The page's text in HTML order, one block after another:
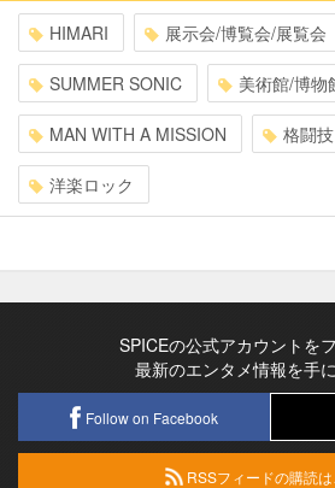
HIMARI 展示会/博覧会/展覧会
SUMMER SONIC 美術館/博物
MAN WITH A MISSION 格闘技
洋楽ロック
SPICEの公式アカウントを
最新のエンタメ情報を手
Follow on Facebook
RSSフィードの購読は